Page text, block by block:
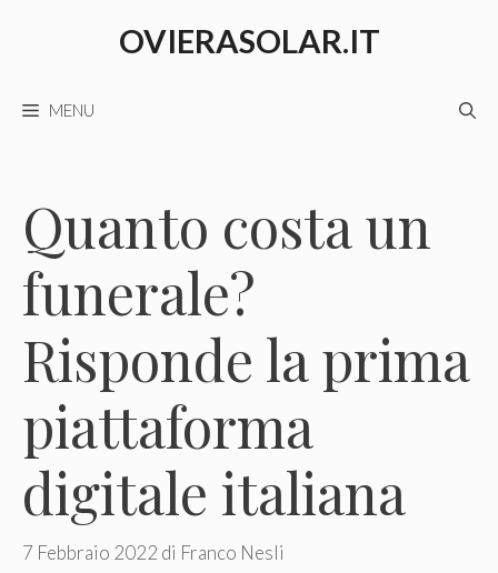
OVIERASOLAR.IT
MENU
Quanto costa un
funerale?
Risponde la prima
piattaforma
digitale italiana
7 Febbraio 2022 di Franco Nesli